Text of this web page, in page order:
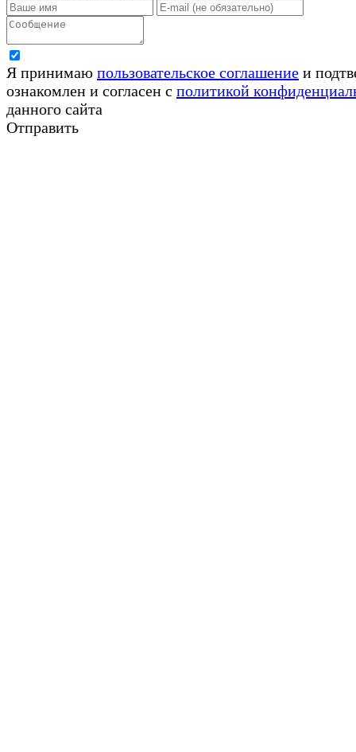
Я принимаю пользовательское соглашение и
ознакомлен и согласен с политикой
данного сайта
Отправить